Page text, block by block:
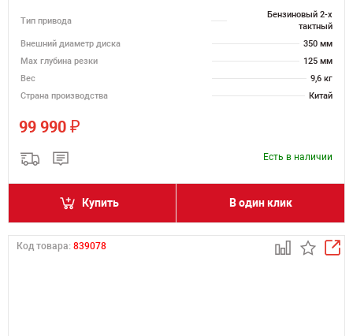
Тип привода
Бензиновый 2-х
тактный
Внешний диаметр диска
350 мм
Max глубина резки
125 мм
Вес
9,6 кг
Страна производства
Китай
99 990 ₽
Есть в наличии
Купить В один клик
Код товара: 839078